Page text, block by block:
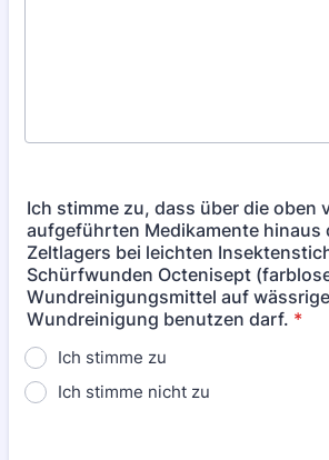
Ich stimme zu, dass über die oben
aufgeführten Medikamente hinaus
Zeltlagers bei leichten
Schürfwunden Octenisept
Wundreinigungsmittel auf
Wundreinigung benutzen darf. *
Ich stimme zu
Ich stimme nicht zu